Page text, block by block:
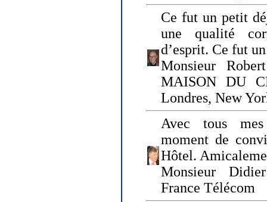
Ce fut un petit
une qualité
d’esprit. Ce fut
Monsieur
MAISON DU
Londres, New
Avec tous
moment de
Hôtel.
Monsieur
France Télécom